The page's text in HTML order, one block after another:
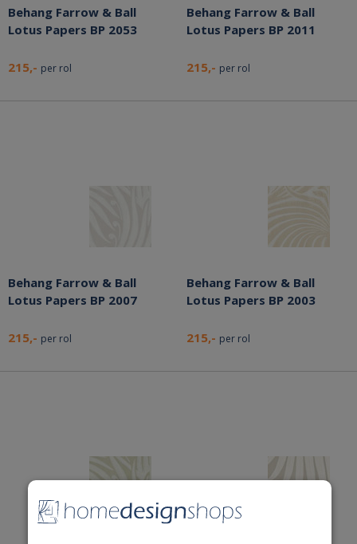
Behang Farrow & Ball
Lotus Papers BP 2053
215,- per rol
Behang Farrow & Ball
Lotus Papers BP 2011
215,- per rol
Behang Farrow & Ball
Lotus Papers BP 2007
215,- per rol
Behang Farrow & Ball
Lotus Papers BP 2003
215,- per rol